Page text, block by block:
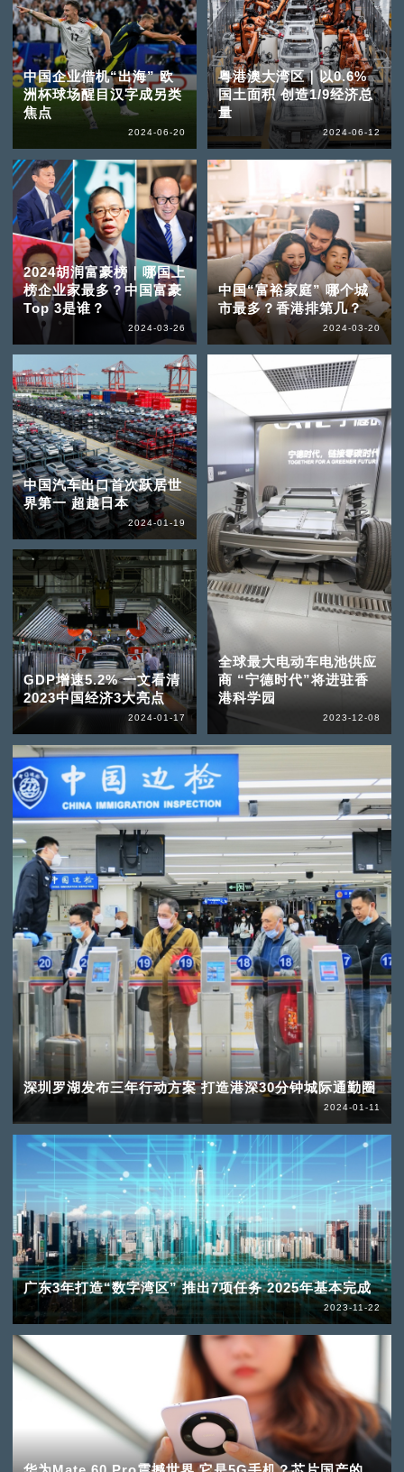
中国企业借机“出海” 欧
洲杯球场醒目汉字成另类
焦点
2024-06-20
粤港澳大湾区｜以0.6%
国土面积 创造1/9经济总
量
2024-06-12
2024胡润富豪榜｜哪国上
榜企业家最多？中国富豪
Top 3是谁？
2024-03-26
中国“富裕家庭” 哪个城
市最多？香港排第几？
2024-03-20
中国汽车出口首次跃居世
界第一 超越日本
2024-01-19
GDP增速5.2% 一文看清
2023中国经济3大亮点
2024-01-17
深圳罗湖发布三年行动方案 打造港深30分钟城际通勤圈
2024-01-11
全球最大电动车电池供应
商 “宁德时代”将进驻香
港科学园
2023-12-08
广东3年打造“数字湾区” 推出7项任务 2025年基本完成
2023-11-22